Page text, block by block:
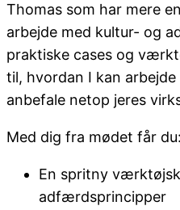
Thomas som har mere
arbejde med kultur- og
praktiske cases og
til, hvordan I kan
anbefale netop jeres
Med dig fra mødet får du:
En spritny
adfærdsprincipper